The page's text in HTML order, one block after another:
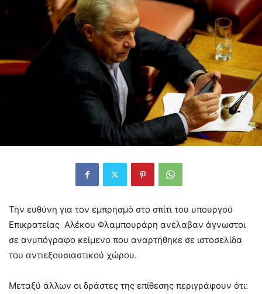
Την ευθύνη για τον εμπρησμό στο σπίτι του υπουργού
Επικρατείας Αλέκου Φλαμπουράρη ανέλαβαν άγνωστοι
σε ανυπόγραφο κείμενο που αναρτήθηκε σε ιστοσελίδα
του αντιεξουσιαστικού χώρου.
Μεταξύ άλλων οι δράστες της επίθεσης περιγράφουν ότι: